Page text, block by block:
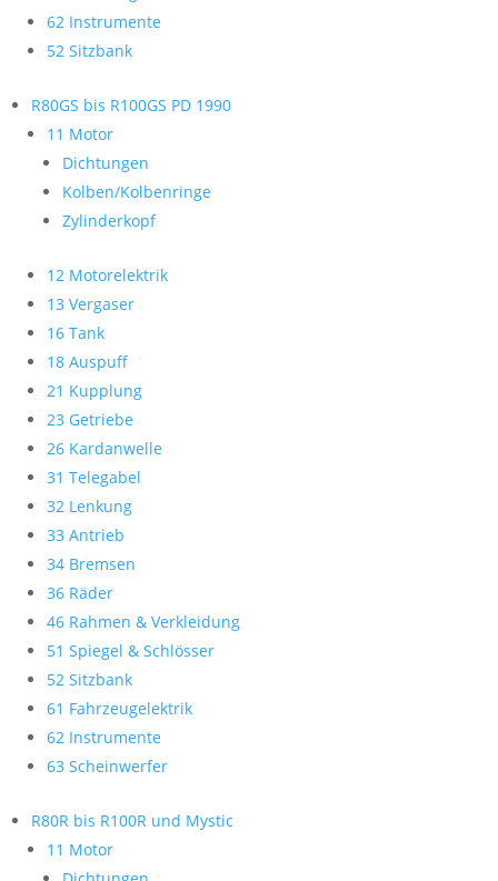
62 Instrumente
52 Sitzbank
R80GS bis R100GS PD 1990
11 Motor
Dichtungen
Kolben/Kolbenringe
Zylinderkopf
12 Motorelektrik
13 Vergaser
16 Tank
18 Auspuff
21 Kupplung
23 Getriebe
26 Kardanwelle
31 Telegabel
32 Lenkung
33 Antrieb
34 Bremsen
36 Räder
46 Rahmen & Verkleidung
51 Spiegel & Schlösser
52 Sitzbank
61 Fahrzeugelektrik
62 Instrumente
63 Scheinwerfer
R80R bis R100R und Mystic
11 Motor